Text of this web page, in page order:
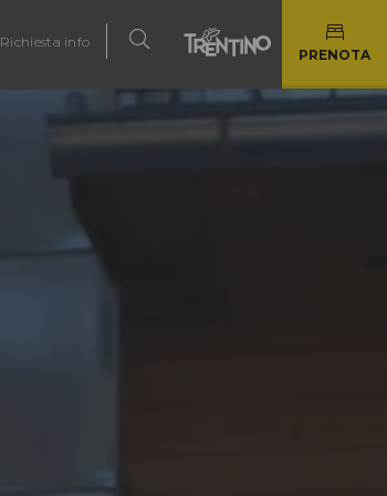
Richiesta info
PRENOTA